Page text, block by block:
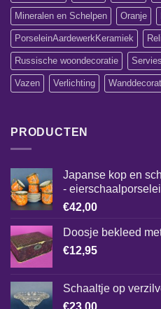
Mineralen en Schelpen Oranje
PorseleinAardewerkKeramiek
Russische woondecoratie Servies
Vazen Verlichting
PRODUCTEN
Japanse kop en
-
€42,00
Doosje bekleed
€12,95
Schaaltje op